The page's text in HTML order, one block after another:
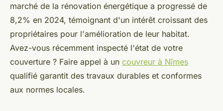
marché de la rénovation énergétique a progressé de
8,2% en 2024, témoignant d'un intérêt croissant des
propriétaires pour l'amélioration de leur habitat.
Avez-vous récemment inspecté l'état de votre
couverture ? Faire appel à un couvreur à Nîmes
qualifié garantit des travaux durables et conformes
aux normes locales.